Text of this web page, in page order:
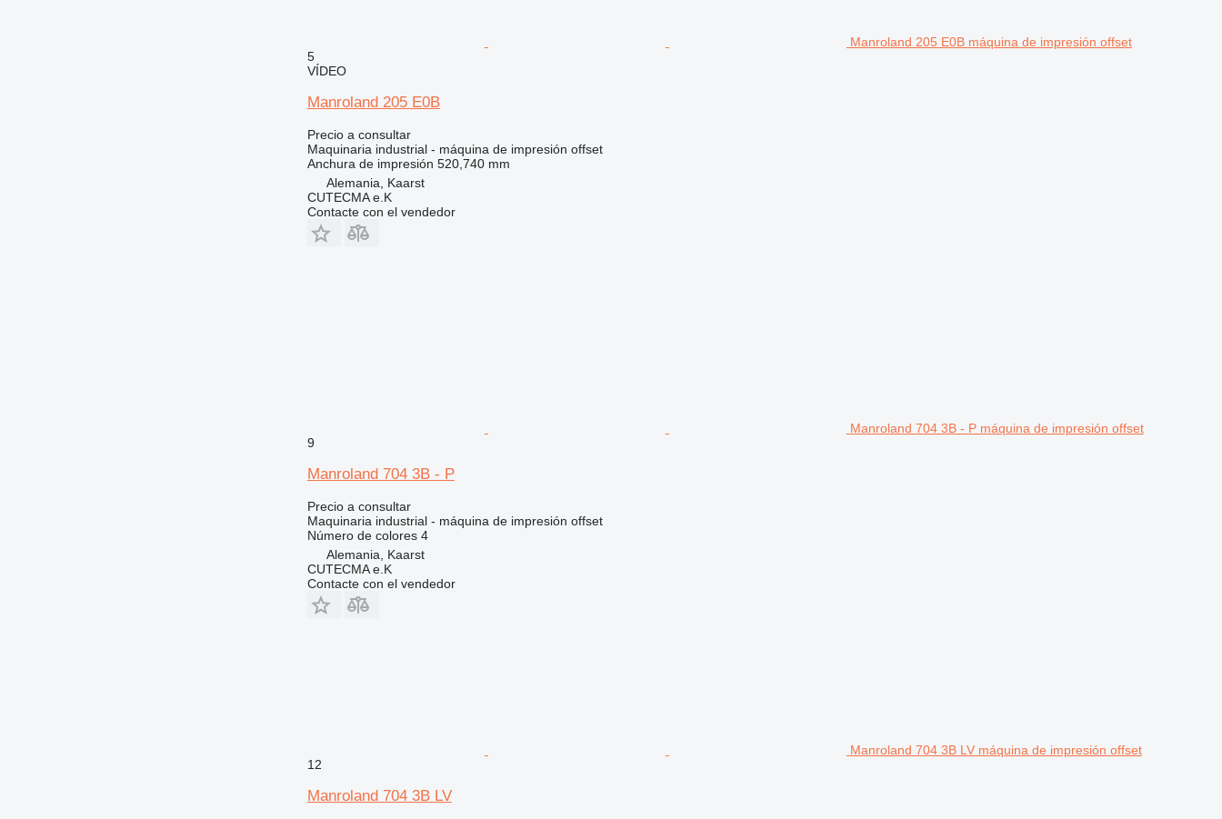
Manroland 205 E0B máquina de impresión offset
5
VÍDEO
Manroland 205 E0B
Precio a consultar
Maquinaria industrial - máquina de impresión offset
Anchura de impresión 520,740 mm
Alemania, Kaarst
CUTECMA e.K
Contacte con el vendedor
Manroland 704 3B - P máquina de impresión offset
9
Manroland 704 3B - P
Precio a consultar
Maquinaria industrial - máquina de impresión offset
Número de colores 4
Alemania, Kaarst
CUTECMA e.K
Contacte con el vendedor
Manroland 704 3B LV máquina de impresión offset
12
Manroland 704 3B LV